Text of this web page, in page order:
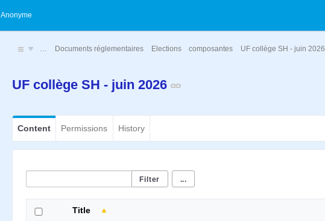
Anonyme
… Documents réglementaires Elections composantes UF collège SH - juin 2026
UF collège SH - juin 2026
Content Permissions History
...
Title